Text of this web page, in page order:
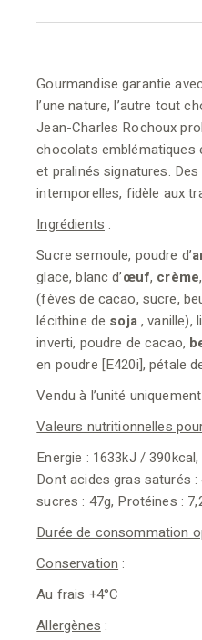
Gourmandise garantie
l’une nature, l’autre tout
Jean-Charles Rochoux
chocolats emblématiques
et pralinés signatures.
intemporelles, fidèle aux
Ingrédients :
Sucre semoule, poudre d’
glace, blanc d’œuf, crème
(fèves de cacao, sucre,
lécithine de soja, vanille),
inverti, poudre de cacao,
en poudre [E420i], pétale
Vendu à l’unité
Valeurs nutritionnelles
Energie : 1633kJ /
Dont acides gras saturés :
sucres : 47g, Protéines :
Durée de consommation
Conservation :
Au frais +4°C
Allergènes :